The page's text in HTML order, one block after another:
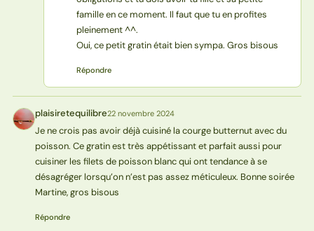
famille en ce moment. Il faut que tu en profites
pleinement ^^.
Oui, ce petit gratin était bien sympa. Gros bisous
Répondre
P plaisiretequilibre22 novembre 2024
Je ne crois pas avoir déjà cuisiné la courge butternut avec du
poisson. Ce gratin est très appétissant et parfait aussi pour
cuisiner les filets de poisson blanc qui ont tendance à se
désagréger lorsqu’on n’est pas assez méticuleux. Bonne soirée
Martine, gros bisous
Répondre